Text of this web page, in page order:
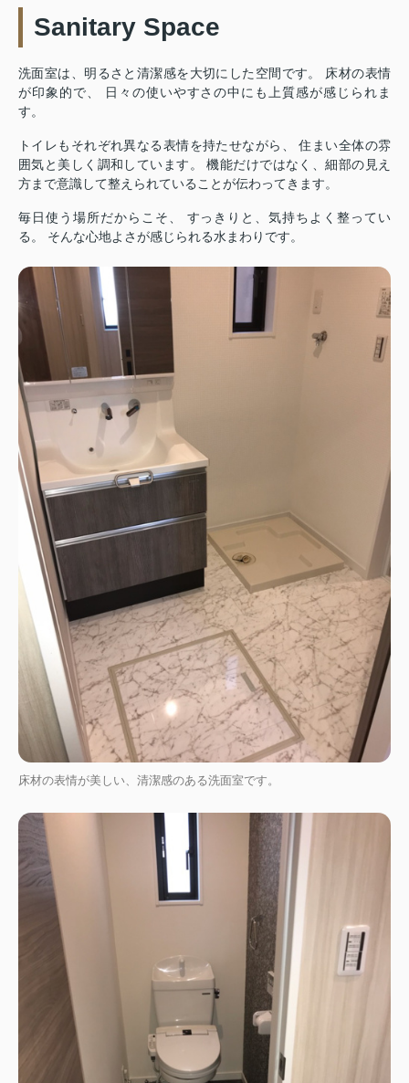
Sanitary Space
洗面室は、明るさと清潔感を大切にした空間です。 床材の表情
が印象的で、 日々の使いやすさの中にも上質感が感じられま
す。
トイレもそれぞれ異なる表情を持たせながら、 住まい全体の雰
囲気と美しく調和しています。 機能だけではなく、細部の見え
方まで意識して整えられていることが伝わってきます。
毎日使う場所だからこそ、 すっきりと、気持ちよく整ってい
る。 そんな心地よさが感じられる水まわりです。
床材の表情が美しい、清潔感のある洗面室です。